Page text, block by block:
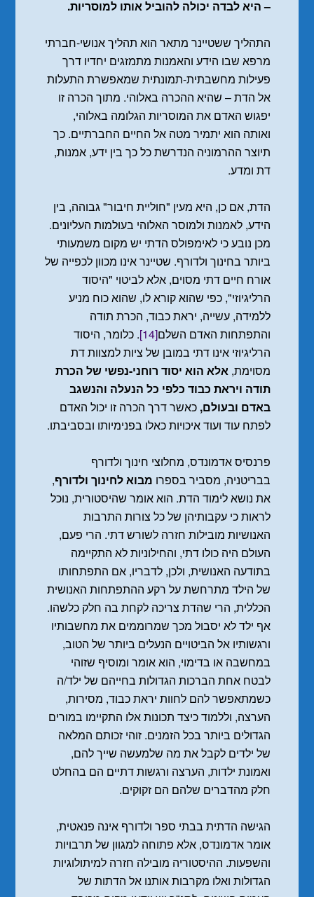
– היא לבדה יכולה להוביל אותו למוסריות.
התהליך ששטיינר מתאר הוא תהליך אנושי-חברתי
מרפא שבו הידע והאמנות מתמזגים יחדיו דרך
פעילות מחשבתית-תמונתית שמאפשרת התעלות
אל הדת – שהיא ההכרה באלוהי. מתוך הכרה זו
יפגוש האדם את המוסריות הגלומה באלוהי,
ואותה הוא יתמיר מטה אל החיים החברתיים. כך
תיוצר ההרמוניה הנדרשת כל כך בין ידע, אמנות,
דת ומדע.
הדת, אם כן, היא מעין "חוליית חיבור" גבוהה, בין
הידע, לאמנות ולמוסר האלוהי בעולמות העליונים.
מכן נובע כי לאימפולס הדתי יש מקום משמעותי
ביותר בחינוך ולדורף. שטיינר אינו מכוון לכפייה של
אורח חיים דתי מסוים, אלא לביטוי "היסוד
הרליגיוזי", כפי שהוא קורא לו, שהוא כוח מניע
ללמידה, עשייה, יראת כבוד, הכרת תודה
והתפתחות האדם השלם[14]
. כלומר, היסוד
הרליגיוזי אינו דתי במובן של ציות למצוות דת
מסוימת,אלא הוא יסוד רוחני-נפשי של הכרת
תודה ויראת כבוד כלפי כל הנעלה והנשגב
באדם ובעולם, כאשר דרך הכרה זו יכול האדם
לפתח עוד ועוד איכויות כאלו בפנימיותו ובסביבתו.
פרנסיס אדמונדס, מחלוצי חינוך ולדורף
בבריטניה, מסביר בספרו מבוא לחינוך ולדורף,
את נושא לימוד הדת. הוא אומר שהיסטורית, נוכל
לראות כי עקבותיהן של כל צורות התרבות
האנושיות מובילות חזרה לשורש דתי. הרי פעם,
העולם היה כולו דתי, והחילוניות לא התקיימה
בתודעה האנושית, ולכן, לדבריו, אם התפתחותו
של הילד מתרחשת על רקע ההתפתחות האנושית
הכללית, הרי שהדת צריכה לקחת בה חלק כלשהו.
אף ילד לא יסבול מכך שמרוממים את מחשבותיו
ורגשותיו אל הביטויים הנעלים ביותר של הטוב,
במחשבה או בדימוי, הוא אומר ומוסיף שזוהי
לבטח אחת הברכות הגדולות בחייהם של ילד/ה
כשמתאפשר להם לחוות יראת כבוד, מסירות,
הערצה, וללמוד כיצד תכונות אלו התקיימו במורים
הגדולים ביותר בכל הזמנים. זוהי זכותם המלאה
של ילדים לקבל את מה שלמעשה שייך להם,
ואמונת ילדות, הערצה ורגשות דתיים הם בהחלט
חלק מהדברים שלהם הם זקוקים.
הגישה הדתית בבתי ספר ולדורף אינה פנאטית,
אומר אדמונדס, אלא פתוחה למגוון של תרבויות
והשפעות. ההיסטוריה מובילה חזרה למיתולוגיות
הגדולות ואלו מקרבות אותנו אל הדתות של